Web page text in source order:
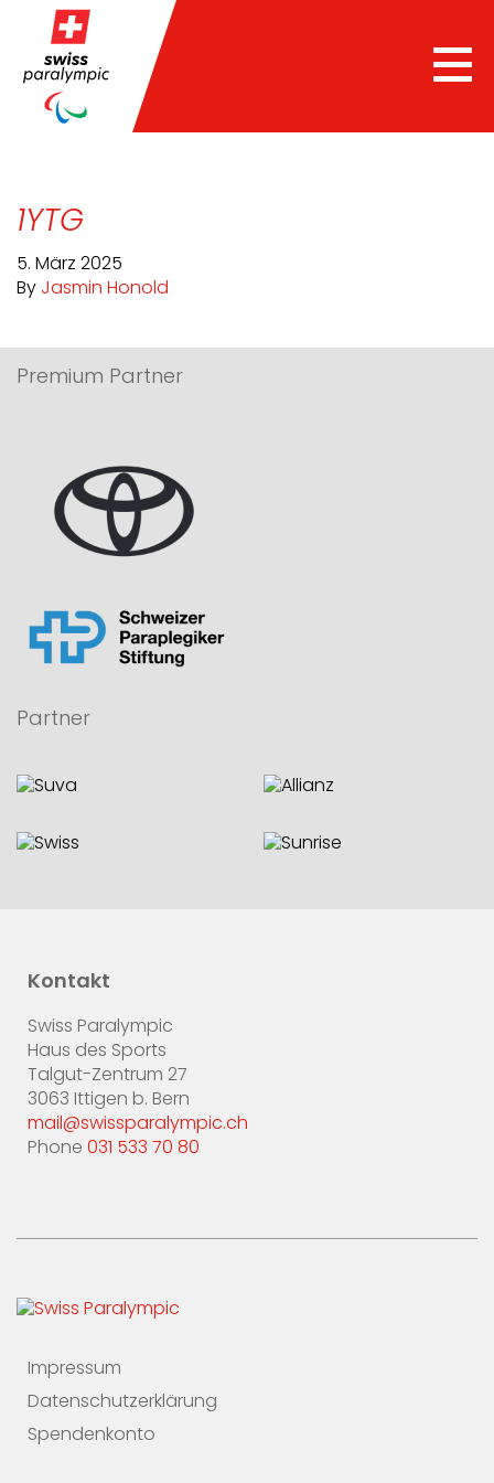
1YTG
5. März 2025
By Jasmin Honold
Premium Partner
Partner
Kontakt
Swiss Paralympic
Haus des Sports
Talgut-Zentrum 27
3063 Ittigen b. Bern
mail@swissparalympic.ch
Phone 031 533 70 80
Impressum
Datenschutzerklärung
Spendenkonto